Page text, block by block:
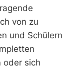
von zu
und Schülern
oder sich